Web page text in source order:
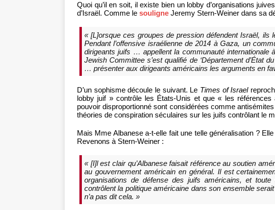
Quoi qu’il en soit, il existe bien un lobby d’organisations
d’Israël. Comme le souligne Jeremy Stern-Weiner dans sa
« [L]orsque ces groupes de pression défendent Israël, ils
Pendant l’offensive israélienne de 2014 à Gaza, un
dirigeants juifs … appellent la communauté internationale
Jewish Committee s’est qualifié de ‘Département d’État
… présenter aux dirigeants américains les arguments en
D’un sophisme découle le suivant. Le Times of Israel
lobby juif » contrôle les États-Unis et que « les
pouvoir disproportionné sont considérées comme
théories de conspiration séculaires sur les juifs contrôlant le
Mais Mme Albanese a-t-elle fait une telle généralisation ?
Revenons à Stern-Weiner :
« [I]l est clair qu’Albanese faisait référence au soutien
au gouvernement américain en général. Il est
organisations de défense des juifs américains, et
contrôlent la politique américaine dans son ensemble
n’a pas dit cela. »